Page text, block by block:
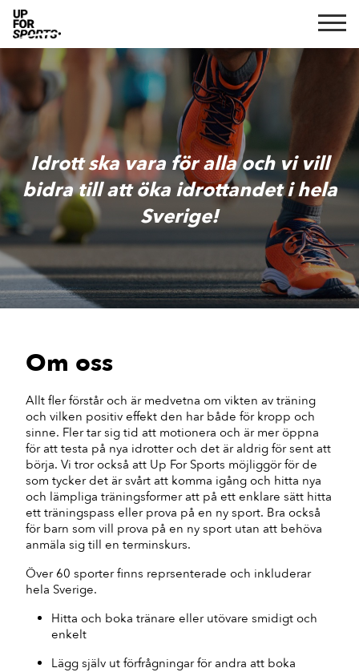
Idrott ska vara för alla och vi vill
bidra till att öka idrottandet i hela
Sverige!
Om oss
Allt fler förstår och är medvetna om vikten av träning
och vilken positiv effekt den har både för kropp och
sinne. Fler tar sig tid att motionera och är mer öppna
för att testa på nya idrotter och det är aldrig för sent att
börja. Vi tror också att Up For Sports möjliggör för de
som tycker det är svårt att komma igång och hitta nya
och lämpliga träningsformer att på ett enklare sätt hitta
ett träningspass eller prova på en ny sport. Bra också
för barn som vill prova på en ny sport utan att behöva
anmäla sig till en terminskurs.
Över 60 sporter finns reprsenterade och inkluderar
hela Sverige.
Hitta och boka tränare eller utövare smidigt och
enkelt
Lägg själv ut förfrågningar för andra att boka